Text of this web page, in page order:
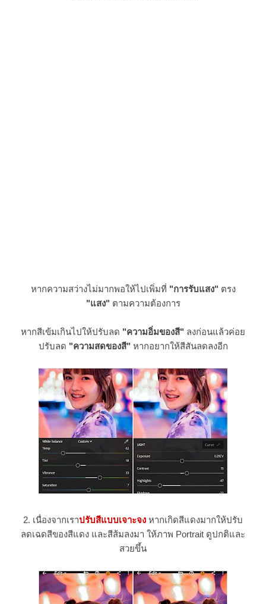
หากความสว่างไม่มากพอให้ไปเพิ่มที่ "การรับแสง" ตรง
"แสง" ตามความต้องการ
หากสีเข้มเกินไปให้ปรับลด "ความอิ่มของสี" ลงก่อนแล้วค่อย
ปรับลด "ความสดของสี" หากอยากให้สีสันลดลงอีก
2. เนื่องจากเราปรับสีแบบเจาะจง หากเกิดสีแดงมากให้ปรับ
ลดเฉดสีของสีแดง และสีส้มลงมา ให้ภาพ Portrait ดูปกติและ
สวยขึ้น